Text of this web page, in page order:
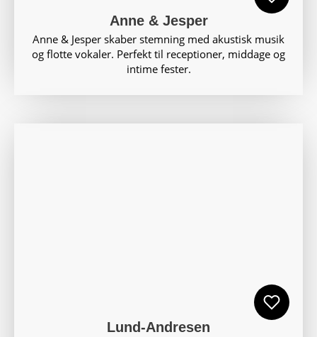
Anne & Jesper
Anne & Jesper skaber stemning med akustisk musik
og flotte vokaler. Perfekt til receptioner, middage og
intime fester.
Lund-Andresen